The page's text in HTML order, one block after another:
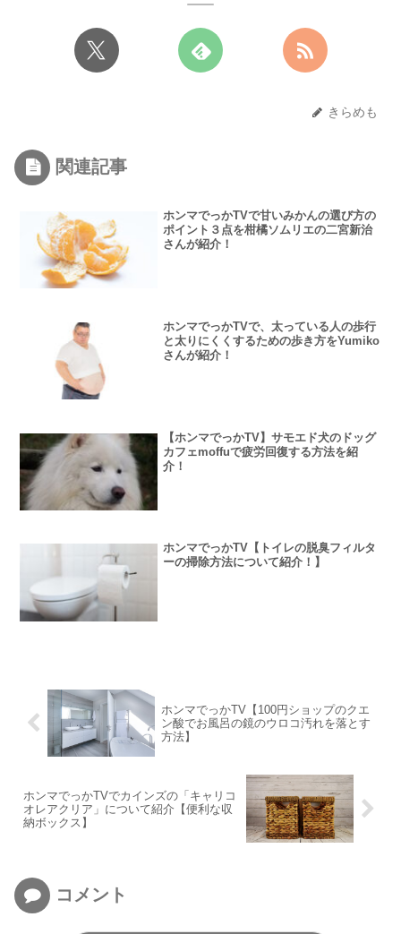
きらめも
関連記事
ホンマでっかTVで甘いみかんの選び方の
ポイント３点を柑橘ソムリエの二宮新治
さんが紹介！
ホンマでっかTVで、太っている人の歩行
と太りにくくするための歩き方をYumiko
さんが紹介！
【ホンマでっかTV】サモエド犬のドッグ
カフェmoffuで疲労回復する方法を紹
介！
ホンマでっかTV【トイレの脱臭フィルタ
ーの掃除方法について紹介！】
ホンマでっかTV【100円ショップのクエ
ン酸でお風呂の鏡のウロコ汚れを落とす
方法】
ホンマでっかTVでカインズの「キャリコ
オレアクリア」について紹介【便利な収
納ボックス】
コメント